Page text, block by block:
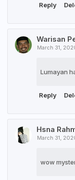
Reply
Warisan
March 31,
Lumayan
Reply
Hsna
March 31,
wow